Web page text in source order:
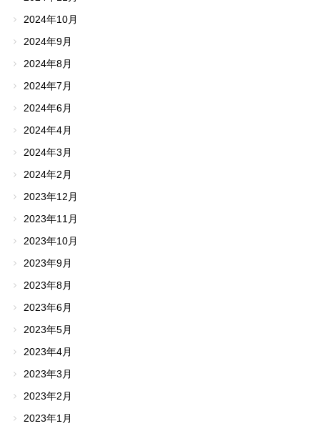
2024年10月
2024年9月
2024年8月
2024年7月
2024年6月
2024年4月
2024年3月
2024年2月
2023年12月
2023年11月
2023年10月
2023年9月
2023年8月
2023年6月
2023年5月
2023年4月
2023年3月
2023年2月
2023年1月